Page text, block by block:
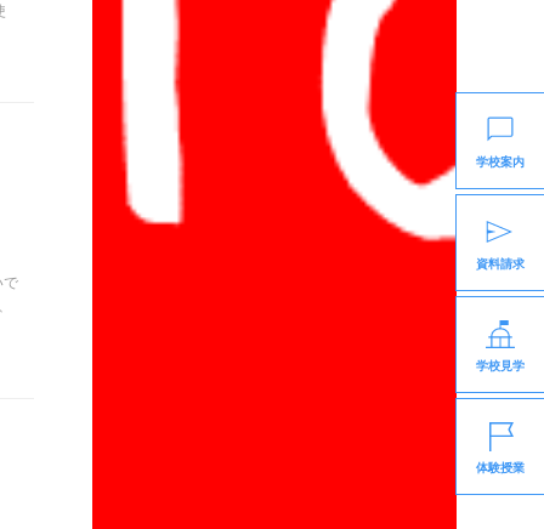
で
学校案内
資料請求
学校見学
体験授業